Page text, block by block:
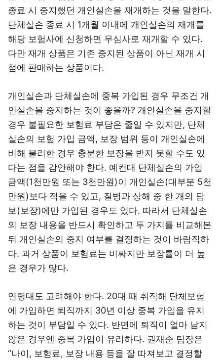
종료 시 중지했던 개인실손을 재개하는 것을 말한다.
단체실손 종료 시 1개월 이내에 개인실손의 재개를
해당 보험사에 신청하면 무심사로 재개할 수 있다.
다만 재개 상품은 기존 중지된 상품이 아닌 재개 시
점에 판매하는 상품이다.
개인실손과 단체실손에 중복 가입된 경우 무조건 개
인실손을 중지하는 것이 좋을까? 개인실손을 중지할
경우 불필요한 보험료 부담은 줄일 수 있지만, 단체
실손의 보험 가입 금액, 보장 범위 등이 개인실손에
비해 불리한 경우 충분한 보장을 받지 못할 수도 있
다는 점을 감안해야 한다. 예컨대 단체실손의 가입
금액(1천만원 또는 3천만원)이 개인실손(대부분 5천
만원)보다 적을 수 있고, 질병과 상해 중 한 개의 담
보(보장)에만 가입된 경우도 있다. 따라서 단체실손
의 보장 내용을 반드시 확인하고 두 가지를 비교해본
뒤 개인실손의 중지 여부를 결정하는 것이 바람직하
다. 과거 상품이 보험료는 비싸지만 보장률이 더 높
은 경우가 많다.
연령대도 고려해야 한다. 20대 때 취직해 단체보험
에 가입하면 퇴직까지 30년 이상 중복 가입을 유지
하는 것이 부담일 수 있다. 반면에 퇴직이 얼마 남지
않은 경우엔 중복 가입이 유리하다. 권재순 팀장은
“나이, 보험료, 보장 내용 등을 잘 따져보고 결정할